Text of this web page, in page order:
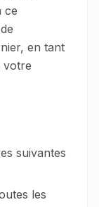
ce
en tant
votre
suivantes
les